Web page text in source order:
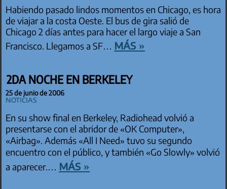
Habiendo pasado lindos momentos en Chicago, es hora
de viajar a la costa Oeste. El bus de gira salió de
Chicago 2 días antes para hacer el largo viaje a San
Francisco. Llegamos a SF… más »
2DA NOCHE EN BERKELEY
25 de junio de 2006
Noticias
En su show final en Berkeley, Radiohead volvió a
presentarse con el abridor de «OK Computer»,
«Airbag». Además «All I Need» tuvo su segundo
encuentro con el público, y también «Go Slowly» volvió
a aparecer.… más »